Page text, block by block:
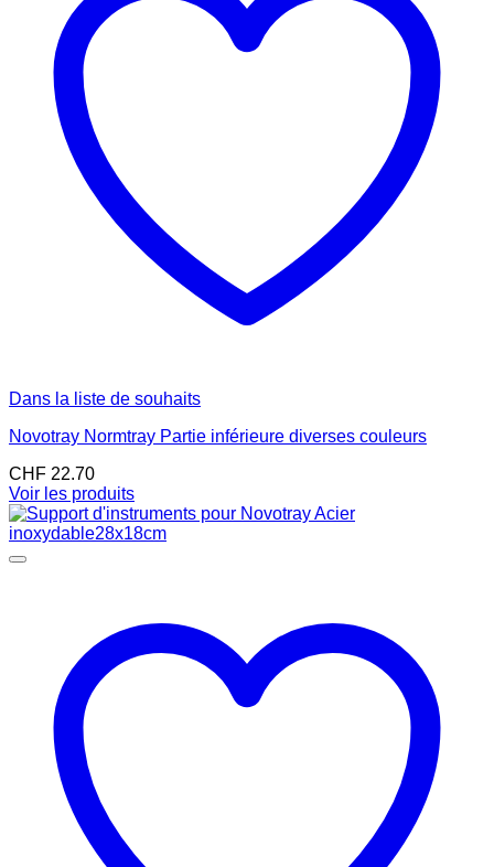
Dans la liste de souhaits
Novotray Normtray Partie inférieure diverses couleurs
CHF 22.70
Voir les produits